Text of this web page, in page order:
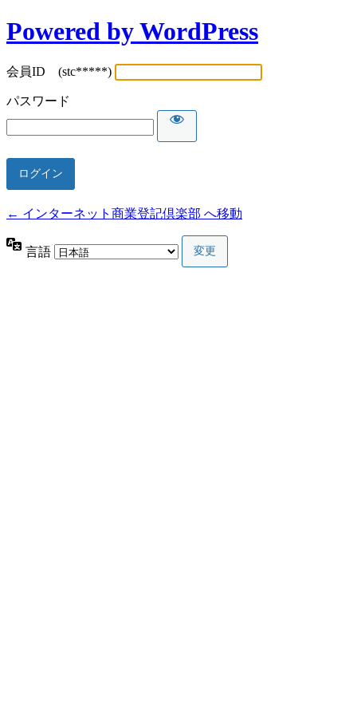
Powered by WordPress
会員ID (stc*****)
パスワード
← インターネット商業登記倶楽部 へ移動
言語